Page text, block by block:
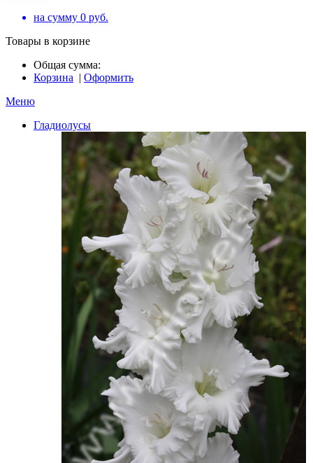
на сумму 0 руб.
Товары в корзине
Общая сумма:
Корзина | Оформить
Меню
Гладиолусы